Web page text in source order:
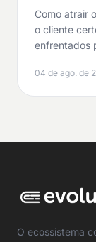
Como atrair
o cliente
enfrentados
04 de ago. de
O ecossistema